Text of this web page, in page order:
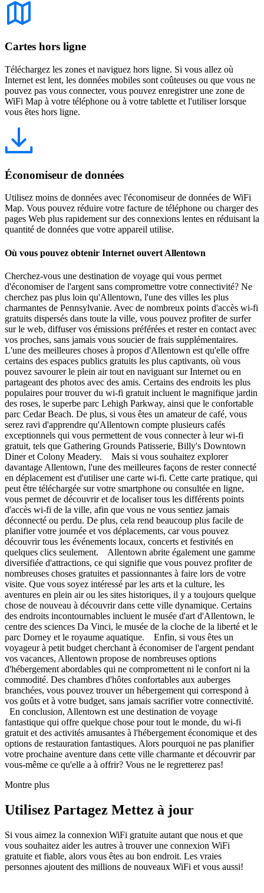
Cartes hors ligne
Téléchargez les zones et naviguez hors ligne. Si vous allez où
Internet est lent, les données mobiles sont coûteuses ou que vous ne
pouvez pas vous connecter, vous pouvez enregistrer une zone de
WiFi Map à votre téléphone ou à votre tablette et l'utiliser lorsque
vous êtes hors ligne.
Économiseur de données
Utilisez moins de données avec l'économiseur de données de WiFi
Map. Vous pouvez réduire votre facture de téléphone ou charger des
pages Web plus rapidement sur des connexions lentes en réduisant la
quantité de données que votre appareil utilise.
Où vous pouvez obtenir Internet ouvert Allentown
Cherchez-vous une destination de voyage qui vous permet
d'économiser de l'argent sans compromettre votre connectivité? Ne
cherchez pas plus loin qu'Allentown, l'une des villes les plus
charmantes de Pennsylvanie. Avec de nombreux points d'accès wi-fi
gratuits dispersés dans toute la ville, vous pouvez profiter de surfer
sur le web, diffuser vos émissions préférées et rester en contact avec
vos proches, sans jamais vous soucier de frais supplémentaires.
L'une des meilleures choses à propos d'Allentown est qu'elle offre
certains des espaces publics gratuits les plus captivants, où vous
pouvez savourer le plein air tout en naviguant sur Internet ou en
partageant des photos avec des amis. Certains des endroits les plus
populaires pour trouver du wi-fi gratuit incluent le magnifique jardin
des roses, le superbe parc Lehigh Parkway, ainsi que le confortable
parc Cedar Beach. De plus, si vous êtes un amateur de café, vous
serez ravi d'apprendre qu'Allentown compte plusieurs cafés
exceptionnels qui vous permettent de vous connecter à leur wi-fi
gratuit, tels que Gathering Grounds Patisserie, Billy's Downtown
Diner et Colony Meadery. Mais si vous souhaitez explorer
davantage Allentown, l'une des meilleures façons de rester connecté
en déplacement est d'utiliser une carte wi-fi. Cette carte pratique, qui
peut être téléchargée sur votre smartphone ou consultée en ligne,
vous permet de découvrir et de localiser tous les différents points
d'accès wi-fi de la ville, afin que vous ne vous sentiez jamais
déconnecté ou perdu. De plus, cela rend beaucoup plus facile de
planifier votre journée et vos déplacements, car vous pouvez
découvrir tous les événements locaux, concerts et festivités en
quelques clics seulement. Allentown abrite également une gamme
diversifiée d'attractions, ce qui signifie que vous pouvez profiter de
nombreuses choses gratuites et passionnantes à faire lors de votre
visite. Que vous soyez intéressé par les arts et la culture, les
aventures en plein air ou les sites historiques, il y a toujours quelque
chose de nouveau à découvrir dans cette ville dynamique. Certains
des endroits incontournables incluent le musée d'art d'Allentown, le
centre des sciences Da Vinci, le musée de la cloche de la liberté et le
parc Dorney et le royaume aquatique. Enfin, si vous êtes un
voyageur à petit budget cherchant à économiser de l'argent pendant
vos vacances, Allentown propose de nombreuses options
d'hébergement abordables qui ne compromettent ni le confort ni la
commodité. Des chambres d'hôtes confortables aux auberges
branchées, vous pouvez trouver un hébergement qui correspond à
vos goûts et à votre budget, sans jamais sacrifier votre connectivité.
En conclusion, Allentown est une destination de voyage
fantastique qui offre quelque chose pour tout le monde, du wi-fi
gratuit et des activités amusantes à l'hébergement économique et des
options de restauration fantastiques. Alors pourquoi ne pas planifier
votre prochaine aventure dans cette ville charmante et découvrir par
vous-même ce qu'elle a à offrir? Vous ne le regretterez pas!
Montre plus
Utilisez Partagez Mettez à jour
Si vous aimez la connexion WiFi gratuite autant que nous et que
vous souhaitez aider les autres à trouver une connexion WiFi
gratuite et fiable, alors vous êtes au bon endroit. Les vraies
personnes ajoutent des millions de nouveaux WiFi et vous aussi!